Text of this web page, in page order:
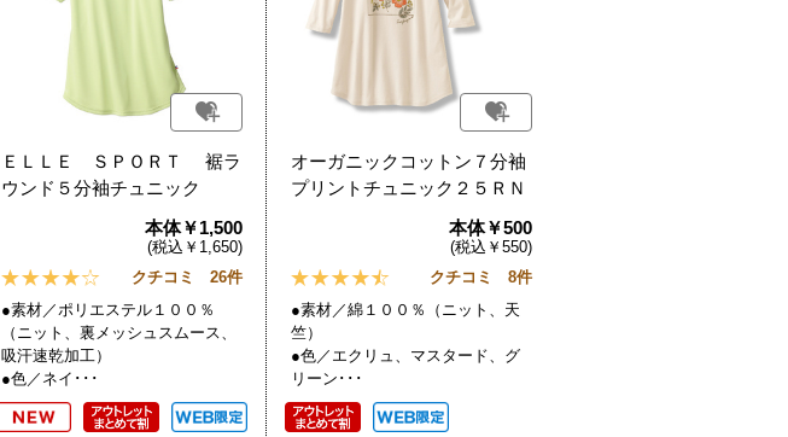
ＥＬＬＥ ＳＰＯＲＴ 裾ラ
ウンド５分袖チュニック
本体￥1,500
(税込￥1,650)
クチコミ 26件
●素材／ポリエステル１００％
（ニット、裏メッシュスムース、
吸汗速乾加工）
●色／ネイ･･･
オーガニックコットン７分袖
プリントチュニック２５ＲＮ
本体￥500
(税込￥550)
クチコミ 8件
●素材／綿１００％（ニット、天
竺）
●色／エクリュ、マスタード、グ
リーン･･･